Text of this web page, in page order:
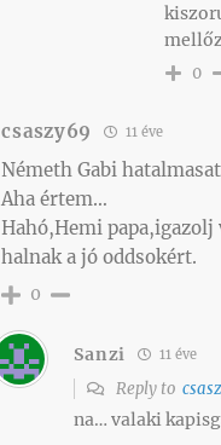
0
csaszy69 11 éve
Németh Gabi
Aha értem…
Hahó,Hemi
halnak a jó oddsokért.
0
Sanzi 11 éve
Reply to
na… valaki